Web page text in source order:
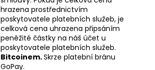
hrazena prostřednictvím
poskytovatele platebních služeb, je
celková cena uhrazena připsáním
peněžité částky na náš účet u
poskytovatele platebních služeb.
Bitcoinem.Skrze platební bránu
GoPay.